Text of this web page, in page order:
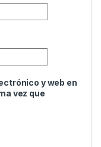
y web en
vez que